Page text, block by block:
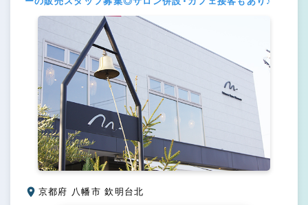
京都府 八幡市 欽明台北